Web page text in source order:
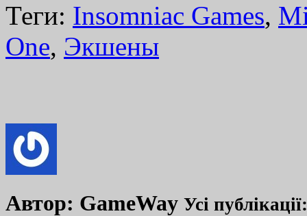
Теги: Insomniac Games,
One, Экшены
Автор: GameWay Усі